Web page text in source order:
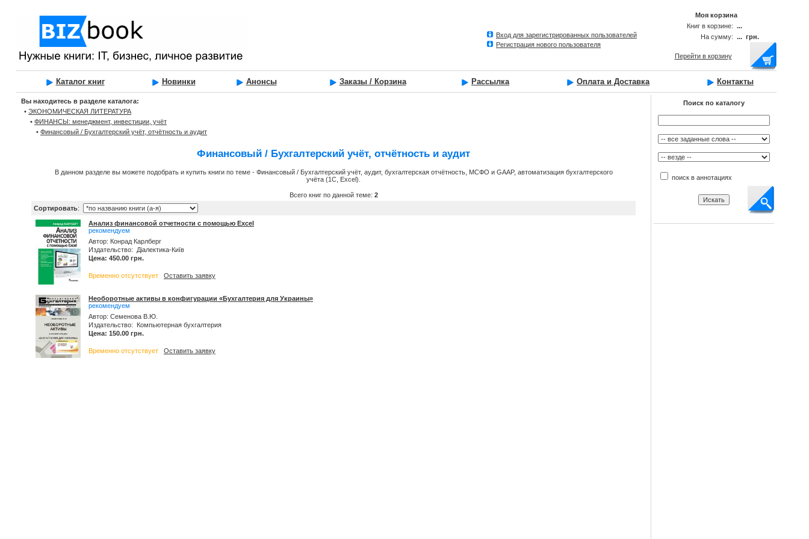
Вход для зарегистрированных пользователей
Регистрация нового пользователя
Моя корзина
Книг в корзине: ...
На сумму: ... грн.
Перейти в корзину
Каталог книг Новинки Анонсы Заказы / Корзина Рассылка Оплата и Доставка Контакты
Вы находитесь в разделе каталога:
• ЭКОНОМИЧЕСКАЯ ЛИТЕРАТУРА
• ФИНАНСЫ: менеджмент, инвестиции, учёт
• Финансовый / Бухгалтерский учёт, отчётность и аудит
Финансовый / Бухгалтерский учёт, отчётность и аудит
В данном разделе вы можете подобрать и купить книги по теме - Финансовый / Бухгалтерский учёт, аудит, бухгалтерская отчётность, МСФО и GAAP, автоматизация бухгалтерского
учёта (1С, Excel).
Всего книг по данной теме: 2
Сортировать:
Анализ финансовой отчетности с помощью Excel
рекомендуем
Автор: Конрад Карлберг
Издательство: Діалектика-Київ
Цена: 450.00 грн.
Временно отсутствует Оставить заявку
Необоротные активы в конфигурации «Бухгалтерия для Украины»
рекомендуем
Автор: Семенова В.Ю.
Издательство: Компьютерная бухгалтерия
Цена: 150.00 грн.
Временно отсутствует Оставить заявку
Поиск по каталогу
поиск в аннотациях